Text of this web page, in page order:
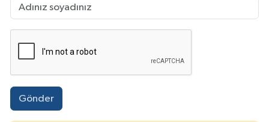
Gönder